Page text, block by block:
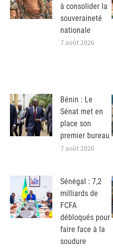
à consolider la
souveraineté
nationale
7 août 2026
Bénin : Le
Sénat met en
place son
premier bureau
7 août 2026
Sénégal : 7,2
milliards de
FCFA
débloqués pour
faire face à la
soudure